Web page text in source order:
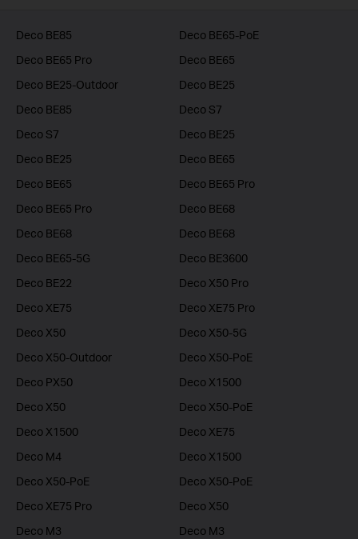
Deco BE85
Deco BE65-PoE
Deco BE65 Pro
Deco BE65
Deco BE25-Outdoor
Deco BE25
Deco BE85
Deco S7
Deco S7
Deco BE25
Deco BE25
Deco BE65
Deco BE65
Deco BE65 Pro
Deco BE65 Pro
Deco BE68
Deco BE68
Deco BE68
Deco BE65-5G
Deco BE3600
Deco BE22
Deco X50 Pro
Deco XE75
Deco XE75 Pro
Deco X50
Deco X50-5G
Deco X50-Outdoor
Deco X50-PoE
Deco PX50
Deco X1500
Deco X50
Deco X50-PoE
Deco X1500
Deco XE75
Deco M4
Deco X1500
Deco X50-PoE
Deco X50-PoE
Deco XE75 Pro
Deco X50
Deco M3
Deco M3